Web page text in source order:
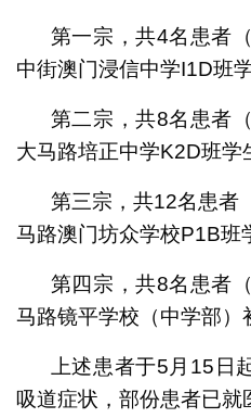
第一宗，共4名患者
中街澳门浸信中学I1D班学
第二宗，共8名患者
大马路培正中学K2D班学
第三宗，共12名患者
马路澳门坊众学校P1B班
第四宗，共8名患者
马路镜平学校（中学部）
上述患者于5月15日
吸道症状，部份患者已就